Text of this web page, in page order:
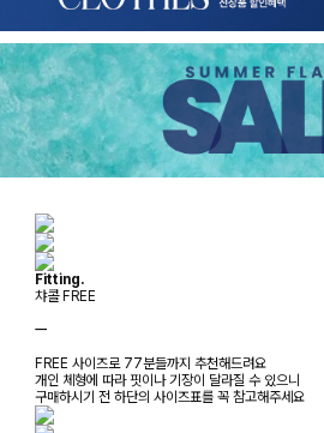
Fitting.
챠콜 FREE
ㅡ
FREE 사이즈로 77분들까지 추천해드려요
개인 체형에 따라 핏이나 기장이 달라질 수 있으니
구매하시기 전 하단의 사이즈표를 꼭 참고해주세요